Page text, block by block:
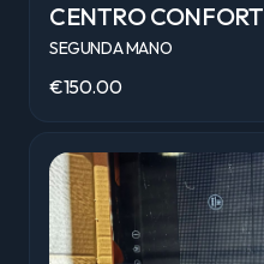
CENTRO CONFORT
SEGUNDA MANO
€150.00